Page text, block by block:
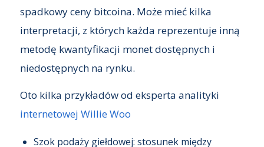
spadkowy ceny bitcoina. Może mieć kilka
interpretacji, z których każda reprezentuje inną
metodę kwantyfikacji monet dostępnych i
niedostępnych na rynku.
Oto kilka przykładów od eksperta analityki
internetowej Willie Woo
Szok podaży giełdowej: stosunek między